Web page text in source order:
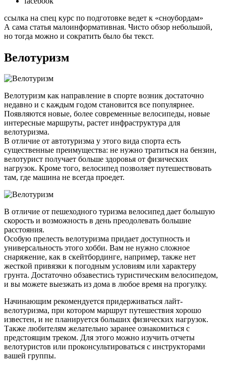
ссылка на спец курс по подготовке ведет к «сноубордам»
А сама статья малоинформативная. Чисто обзор небольшой,
но тогда можно и сократить было бы текст.
Велотуризм
Велотуризм как направление в спорте возник достаточно
недавно и с каждым годом становится все популярнее.
Появляются новые, более современные велосипеды, новые
интересные маршруты, растет инфраструктура для
велотуризма.
В отличие от автотуризма у этого вида спорта есть
существенные преимущества: не нужно тратиться на бензин,
велотурист получает больше здоровья от физических
нагрузок. Кроме того, велосипед позволяет путешествовать
там, где машина не всегда проедет.
В отличие от пешеходного туризма велосипед дает большую
скорость и возможность в день преодолевать большие
расстояния.
Особую прелесть велотуризма придает доступность и
универсальность этого хобби. Вам не нужно сложное
снаряжение, как в скейтбординге, например, также нет
жесткой привязки к погодным условиям или характеру
грунта. Достаточно обзавестись туристическим велосипедом,
и вы можете выезжать из дома в любое время на прогулку.
Начинающим рекомендуется придерживаться лайт-
велотуризма, при котором маршрут путешествия хорошо
известен, и не планируется больших физических нагрузок.
Также любителям желательно заранее ознакомиться с
предстоящим треком. Для этого можно изучить отчеты
велотуристов или проконсультироваться с инструкторами
вашей группы.